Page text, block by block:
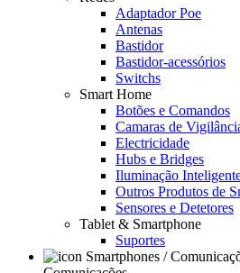
Adaptador Poe
Antenas
Bastidor
Bastidor-acessórios
Switchs
Smart Home
Botões e Comandos
Camaras de
Electricidade
Hubs e Bridges
Iluminação
Outros Produtos de
Sensores e Detetores
Tablet & Smartphone
Suportes